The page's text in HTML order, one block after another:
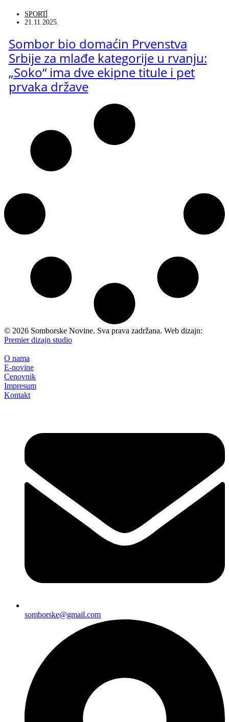
SPORT
21.11.2025.
Sombor bio domaćin Prvenstva
Srbije za mlađe kategorije u rvanju:
„Soko“ ima dve ekipne titule i pet
prvaka države
© 2026 Somborske Novine. Sva prava zadržana. Web dizajn:
Premier dizajn studio
O nama
E-novine
Cenovnik
Impresum
Kontakt
somborske@gmail.com